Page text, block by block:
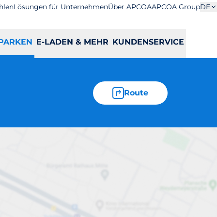
Lösungen für UnternehmenÜber APCOAAPCOA GroupDE
E-LADEN & MEHR KUNDENSERVICE
Route